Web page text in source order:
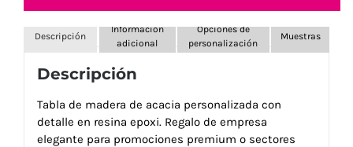
Descripción
Información
adicional
Opciones de
personalización
Muestras
Descripción
Tabla de madera de acacia personalizada con
detalle en resina epoxi. Regalo de empresa
elegante para promociones premium o sectores